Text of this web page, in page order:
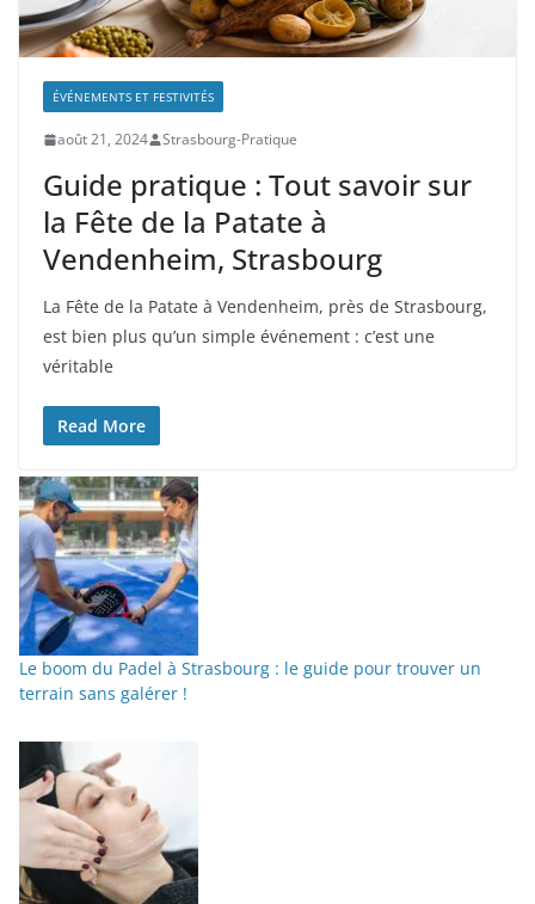
ÉVÉNEMENTS ET FESTIVITÉS
août 21, 2024 Strasbourg-Pratique
Guide pratique : Tout savoir sur
la Fête de la Patate à
Vendenheim, Strasbourg
La Fête de la Patate à Vendenheim, près de Strasbourg,
est bien plus qu’un simple événement : c’est une
véritable
Read More
Le boom du Padel à Strasbourg : le guide pour trouver un
terrain sans galérer !